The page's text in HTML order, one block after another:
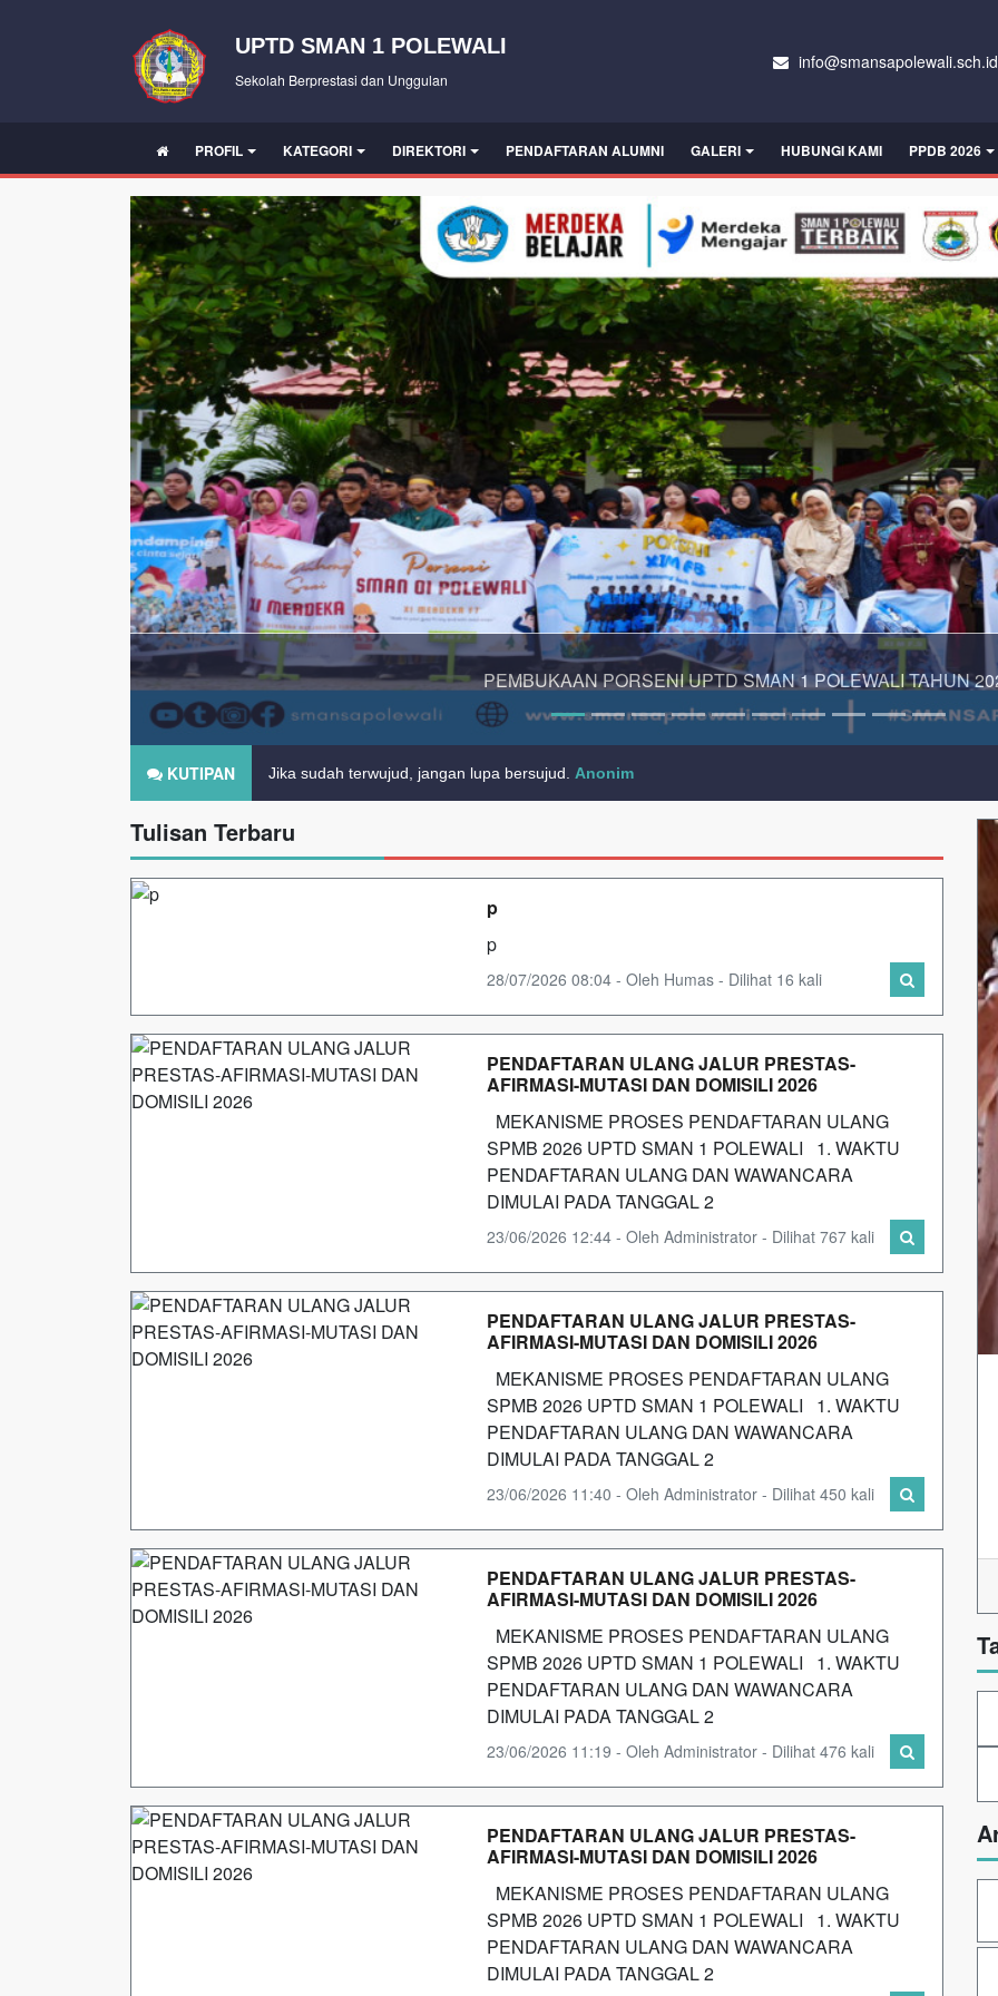
UPTD SMAN 1 POLEWALI
Sekolah Berprestasi dan Unggulan
info@smansapolewali.sch.id
PROFIL KATEGORI DIREKTORI PENDAFTARAN ALUMNI GALERI HUBUNGI KAMI PPDB 2026
PEMBUKAAN PORSENI UPTD SMAN 1 POLEWALI TAHUN
KUTIPAN Jika sudah terwujud, jangan lupa bersujud. Anonim
Tulisan Terbaru
p
p
28/07/2026 08:04 - Oleh Humas - Dilihat 16 kali
PENDAFTARAN ULANG JALUR PRESTAS-
AFIRMASI-MUTASI DAN DOMISILI 2026
MEKANISME PROSES PENDAFTARAN ULANG
SPMB 2026 UPTD SMAN 1 POLEWALI 1. WAKTU
PENDAFTARAN ULANG DAN WAWANCARA
DIMULAI PADA TANGGAL 2
23/06/2026 12:44 - Oleh Administrator - Dilihat 767 kali
PENDAFTARAN ULANG JALUR PRESTAS-
AFIRMASI-MUTASI DAN DOMISILI 2026
MEKANISME PROSES PENDAFTARAN ULANG
SPMB 2026 UPTD SMAN 1 POLEWALI 1. WAKTU
PENDAFTARAN ULANG DAN WAWANCARA
DIMULAI PADA TANGGAL 2
23/06/2026 11:40 - Oleh Administrator - Dilihat 450 kali
PENDAFTARAN ULANG JALUR PRESTAS-
AFIRMASI-MUTASI DAN DOMISILI 2026
MEKANISME PROSES PENDAFTARAN ULANG
SPMB 2026 UPTD SMAN 1 POLEWALI 1. WAKTU
PENDAFTARAN ULANG DAN WAWANCARA
DIMULAI PADA TANGGAL 2
23/06/2026 11:19 - Oleh Administrator - Dilihat 476 kali
PENDAFTARAN ULANG JALUR PRESTAS-
AFIRMASI-MUTASI DAN DOMISILI 2026
MEKANISME PROSES PENDAFTARAN ULANG
SPMB 2026 UPTD SMAN 1 POLEWALI 1. WAKTU
PENDAFTARAN ULANG DAN WAWANCARA
DIMULAI PADA TANGGAL 2